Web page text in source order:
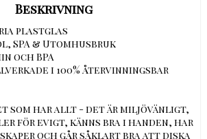
Beskrivning
plastglas
SPA & Utomhusbruk
och BPA
i 100% återvinningsbar
som har allt - det är miljövänligt,
för evigt, känns bra i handen, har
och går såklart bra att diska